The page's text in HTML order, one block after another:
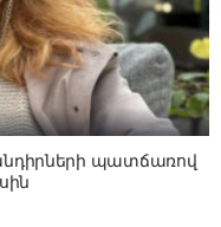
պատճառով